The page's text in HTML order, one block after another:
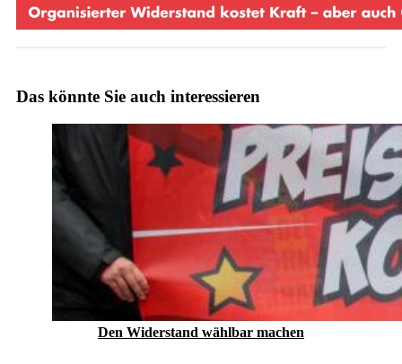
Das könnte Sie auch interessieren
Den Widerstand wählbar machen